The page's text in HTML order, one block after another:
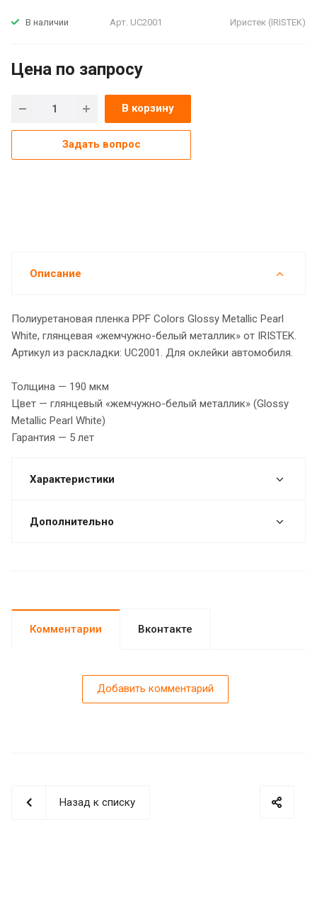
В наличии Арт. UC2001 Иристек (IRISTEK)
Цена по запросу
В корзину
Задать вопрос
Описание
Полиуретановая пленка PPF Colors Glossy Metallic Pearl
White, глянцевая «жемчужно-белый металлик» от IRISTEK.
Артикул из раскладки: UC2001. Для оклейки автомобиля.
Толщина — 190 мкм
Цвет — глянцевый «жемчужно-белый металлик» (Glossy
Metallic Pearl White)
Гарантия — 5 лет
Характеристики
Дополнительно
Комментарии Вконтакте
Добавить комментарий
Назад к списку